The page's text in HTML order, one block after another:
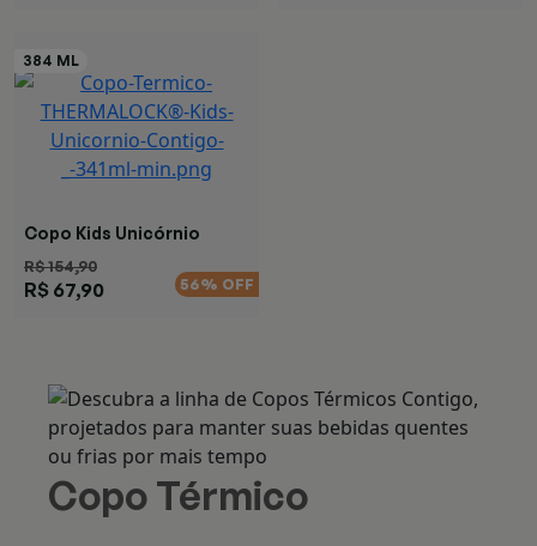
Copo Kids Unicórnio
R$ 154,90
R$ 67,90 56% OFF
Copo Térmico